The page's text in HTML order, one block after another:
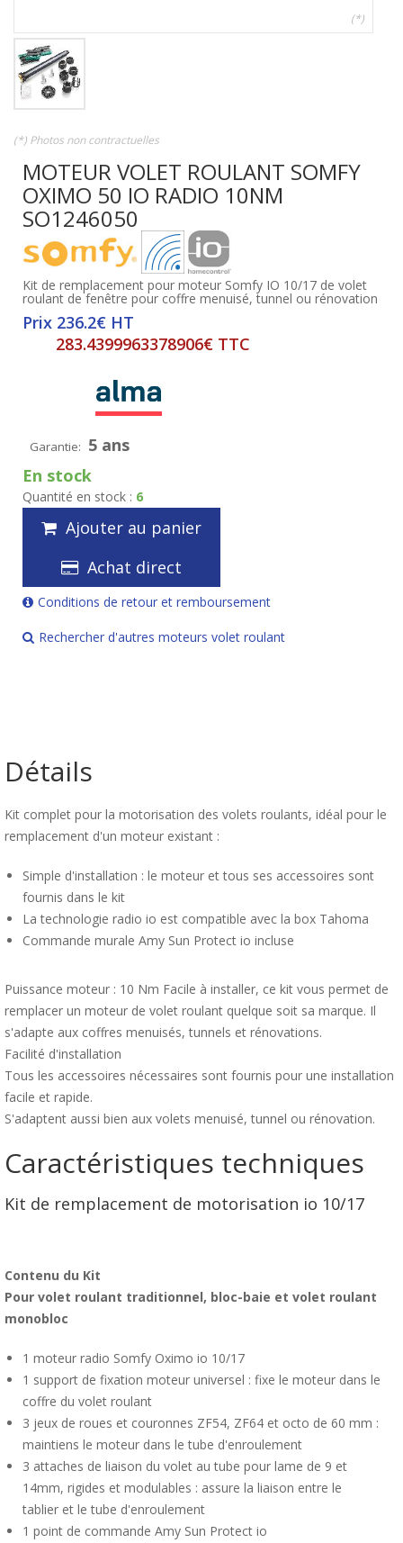
(*)
(*) Photos non contractuelles
MOTEUR VOLET ROULANT SOMFY
OXIMO 50 IO RADIO 10NM
SO1246050
Kit de remplacement pour moteur Somfy IO 10/17 de volet
roulant de fenêtre pour coffre menuisé, tunnel ou rénovation
Prix 236.2€ HT
283.4399963378906€ TTC
Garantie: 5 ans
En stock
Quantité en stock : 6
Ajouter au panier
Achat direct
Conditions de retour et remboursement
Rechercher d'autres moteurs volet roulant
Détails
Kit complet pour la motorisation des volets roulants, idéal pour le
remplacement d'un moteur existant :
Simple d'installation : le moteur et tous ses accessoires sont
fournis dans le kit
La technologie radio io est compatible avec la box Tahoma
Commande murale Amy Sun Protect io incluse
Puissance moteur : 10 Nm Facile à installer, ce kit vous permet de
remplacer un moteur de volet roulant quelque soit sa marque. Il
s'adapte aux coffres menuisés, tunnels et rénovations.
Facilité d'installation
Tous les accessoires nécessaires sont fournis pour une installation
facile et rapide.
S'adaptent aussi bien aux volets menuisé, tunnel ou rénovation.
Caractéristiques techniques
Kit de remplacement de motorisation io 10/17
Contenu du Kit
Pour volet roulant traditionnel, bloc-baie et volet roulant
monobloc
1 moteur radio Somfy Oximo io 10/17
1 support de fixation moteur universel : fixe le moteur dans le
coffre du volet roulant
3 jeux de roues et couronnes ZF54, ZF64 et octo de 60 mm :
maintiens le moteur dans le tube d'enroulement
3 attaches de liaison du volet au tube pour lame de 9 et
14mm, rigides et modulables : assure la liaison entre le
tablier et le tube d'enroulement
1 point de commande Amy Sun Protect io